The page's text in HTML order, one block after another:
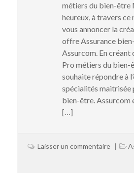
métiers du bien-être
heureux, à travers
vous annoncer la
offre Assurance
Assurcom. En
Pro métiers du bien-
souhaite répondre à
spécialités maitrisée
bien-être. Assurcom
[…]
Laisser un commentaire